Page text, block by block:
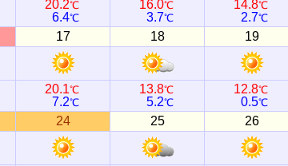
20.2℃
6.4℃
16.0℃
3.7℃
14.8℃
2.7℃
17 18 19
20.1℃
7.2℃
13.8℃
5.2℃
12.8℃
0.5℃
24 25 26